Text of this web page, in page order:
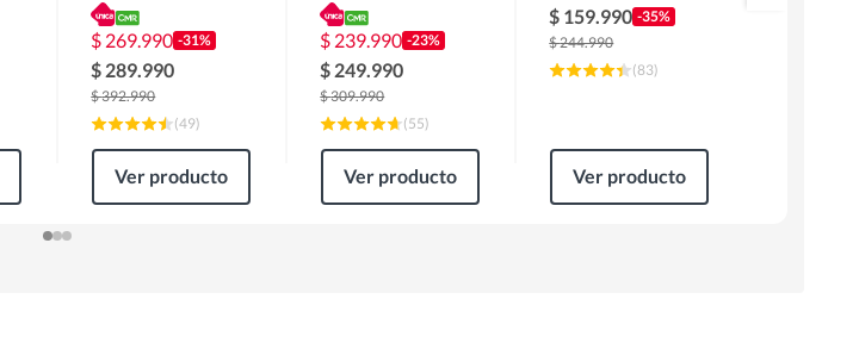
$ 269.990 -31%
$ 289.990
$392.990
(49)
Ver producto
$ 239.990 -23%
$ 249.990
$309.990
(55)
Ver producto
$ 159.990 -35%
$244.990
(83)
Ver producto